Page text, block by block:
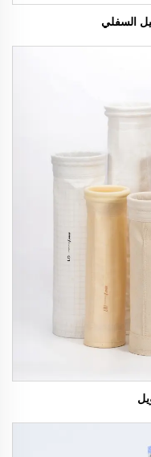
السفلي